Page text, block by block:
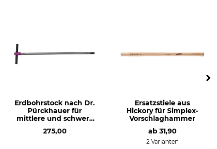
Erdbohrstock nach Dr.
Pürckhauer für
mittlere und schwere
275,00
Ersatzstiele aus
Hickory für Simplex-
Vorschlaghammer
ab 31,90
2 Varianten